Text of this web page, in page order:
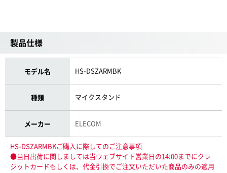
製品仕様
モデル名 HS-DSZARMBK
種類 マイクスタンド
メーカー ELECOM
HS-DSZARMBKご購入に際してのご注意事項
●当日出荷に関しましては当ウェブサイト営業日の14:00までにクレ
ジットカードもしくは、代金引換でご注文いただいた商品のみの適用